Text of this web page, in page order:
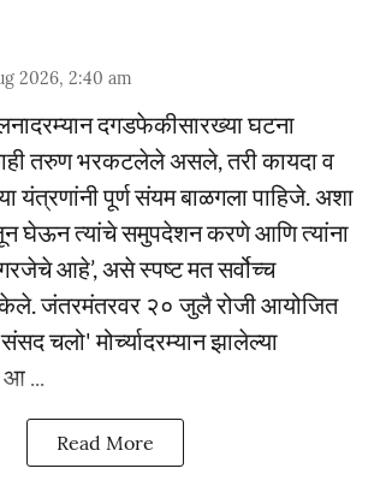
2026, 2:40 am
दगडफेकीसारख्या घटना
तरुण भरकटलेले असले, तरी कायदा व
यंत्रणांनी पूर्ण संयम बाळगला पाहिजे. अशा
घेऊन त्यांचे समुपदेशन करणे आणि त्यांना
आहे’, असे स्पष्ट मत सर्वोच्च
केले. जंतरमंतरवर २० जुलै रोजी आयोजित
चलो' मोर्च्यादरम्यान झालेल्या
आ ...
Read More